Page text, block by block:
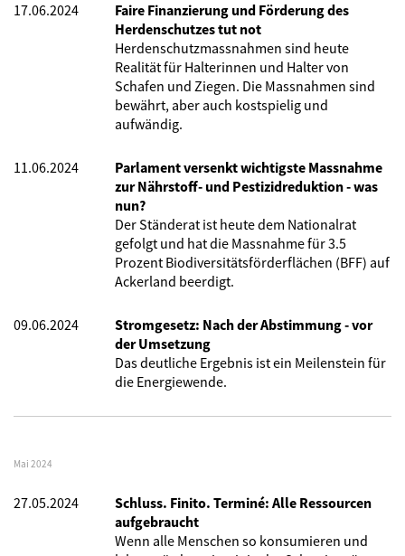
17.06.2024
Faire Finanzierung und Förderung des
Herdenschutzes tut not
Herdenschutzmassnahmen sind heute
Realität für Halterinnen und Halter von
Schafen und Ziegen. Die Massnahmen sind
bewährt, aber auch kostspielig und
aufwändig.
11.06.2024
Parlament versenkt wichtigste Massnahme
zur Nährstoff- und Pestizidreduktion - was
nun?
Der Ständerat ist heute dem Nationalrat
gefolgt und hat die Massnahme für 3.5
Prozent Biodiversitätsförderflächen (BFF) auf
Ackerland beerdigt.
09.06.2024
Stromgesetz: Nach der Abstimmung - vor
der Umsetzung
Das deutliche Ergebnis ist ein Meilenstein für
die Energiewende.
Mai 2024
27.05.2024
Schluss. Finito. Terminé: Alle Ressourcen
aufgebraucht
Wenn alle Menschen so konsumieren und